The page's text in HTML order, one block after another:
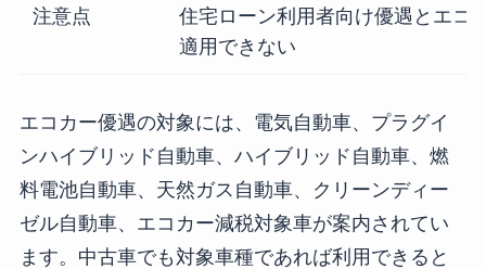
注意点
住宅ローン利用者向け優遇とエコ
適用できない
エコカー優遇の対象には、電気自動車、プラグイ
ンハイブリッド自動車、ハイブリッド自動車、燃
料電池自動車、天然ガス自動車、クリーンディー
ゼル自動車、エコカー減税対象車が案内されてい
ます。中古車でも対象車種であれば利用できると